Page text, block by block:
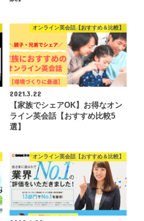
オンライン英会話【おすすめ＆比較】
2021.3.22
【家族でシェアOK】お得なオン
ライン英会話【おすすめ比較5
選】
オンライン英会話【おすすめ＆比較】